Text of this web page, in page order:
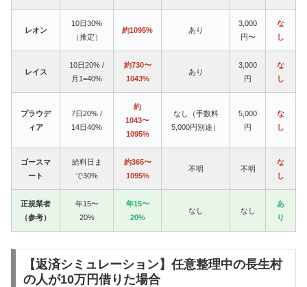
レオン
10日30%
（推定）
約1095% あり
3,000
円〜
な
し
レイス
10日20% /
月1=40%
約730〜
1043%
あり
3,000
円
な
し
プラウデ
ィア
7日20% /
14日40%
約
1043〜
1095%
なし（手数料
5,000円別途）
5,000
円
な
し
ゴースマ
ート
給料日ま
で30%
約365〜
1095%
不明 不明
な
し
正規業者
（参考）
年15〜
20%
年15〜
20%
なし なし
あ
り
【返済シミュレーション】任意整理中の長生村
の人が10万円借りた場合